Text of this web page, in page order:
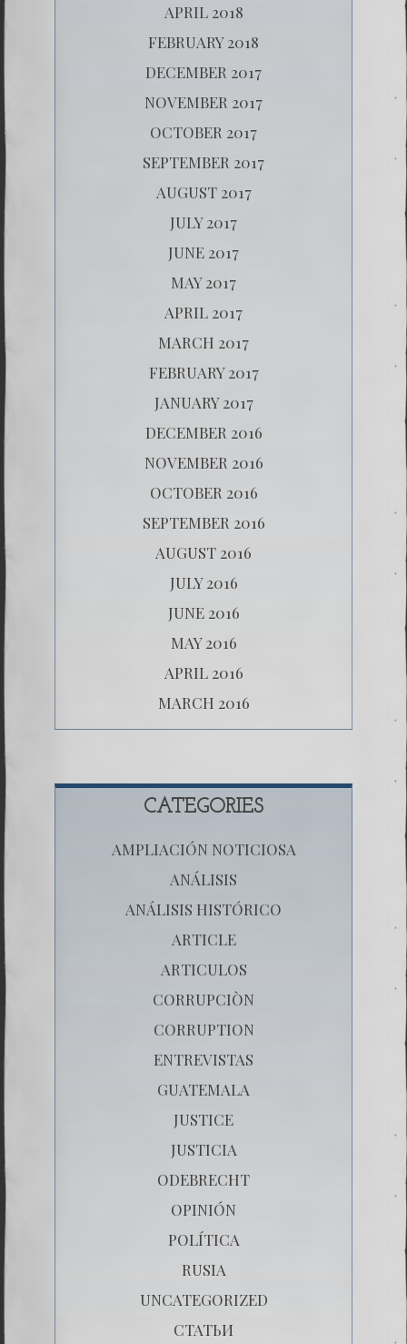
APRIL 2018
FEBRUARY 2018
DECEMBER 2017
NOVEMBER 2017
OCTOBER 2017
SEPTEMBER 2017
AUGUST 2017
JULY 2017
JUNE 2017
MAY 2017
APRIL 2017
MARCH 2017
FEBRUARY 2017
JANUARY 2017
DECEMBER 2016
NOVEMBER 2016
OCTOBER 2016
SEPTEMBER 2016
AUGUST 2016
JULY 2016
JUNE 2016
MAY 2016
APRIL 2016
MARCH 2016
CATEGORIES
AMPLIACIÓN NOTICIOSA
ANÁLISIS
ANÁLISIS HISTÓRICO
ARTICLE
ARTICULOS
CORRUPCIÒN
CORRUPTION
ENTREVISTAS
GUATEMALA
JUSTICE
JUSTICIA
ODEBRECHT
OPINIÓN
POLÍTICA
RUSIA
UNCATEGORIZED
СТАТЬИ